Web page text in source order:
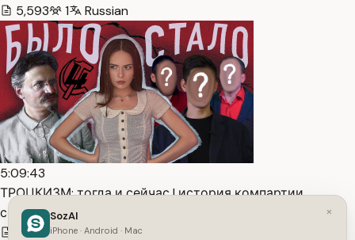
5,593
1 Russian
5:09:43
ТРОЦКИЗМ: тогда и сейчас | история компартии,
сотруднич… — Transcript
36,738
1 Russian
×
SozAI
iPhone · Android · Mac